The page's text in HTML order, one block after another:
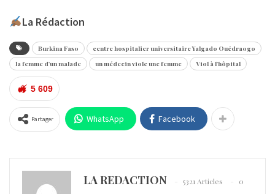
La Rédaction
Burkina Faso
centre hospitalier universitaire Yalgado Ouédraogo
la femme d'un malade
un médecin viole une femme Viol à l'hôpital
5 609
Partager WhatsApp Facebook
LA REDACTION 5321 Articles 0